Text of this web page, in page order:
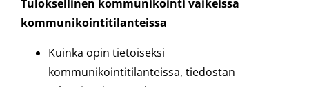
Tuloksellinen kommunikointi vaikeissa
kommunikointitilanteissa
Kuinka opin tietoiseksi
kommunikointitilanteissa, tiedostan